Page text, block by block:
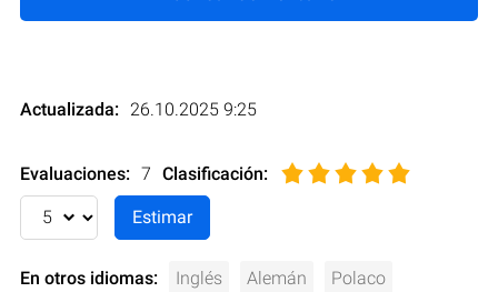
Actualizada: 26.10.2025 9:25
Evaluaciones: 7 Clasificación:
En otros idiomas: Inglés Alemán Polaco